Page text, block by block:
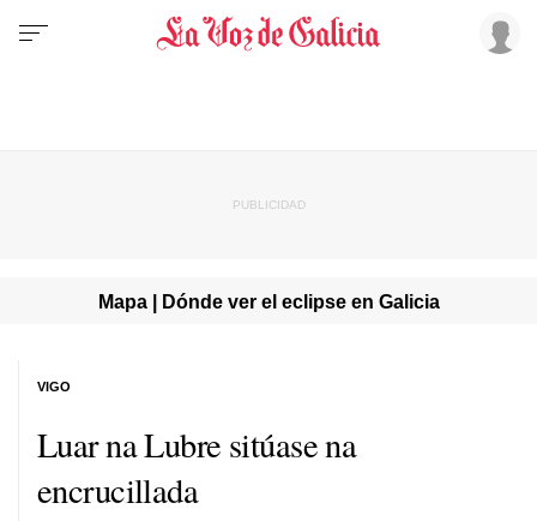
Mapa | Dónde ver el eclipse en Galicia
Luar na Lubre sitúase na
encrucillada
VIGO